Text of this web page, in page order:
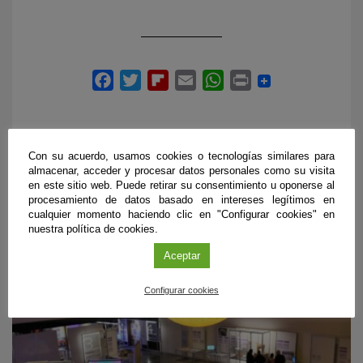
PRÓXIMOS EVENTOS
Con su acuerdo, usamos cookies o tecnologías similares para
almacenar, acceder y procesar datos personales como su visita
en este sitio web. Puede retirar su consentimiento u oponerse al
procesamiento de datos basado en intereses legítimos en
cualquier momento haciendo clic en "Configurar cookies" en
nuestra política de cookies.
Aceptar
Configurar cookies